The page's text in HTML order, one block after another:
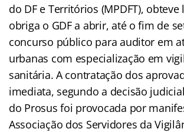
do DF e Territórios (MPDFT),
obriga o GDF a abrir, até o fim de
concurso público para auditor em
urbanas com especialização em
sanitária. A contratação dos
imediata, segundo a decisão
do Prosus foi provocada por
Associação dos Servidores da